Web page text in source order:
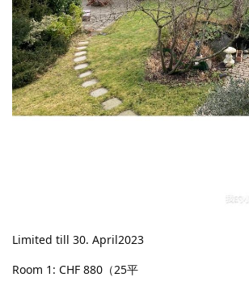
Limited till 30. April2023
Room 1: CHF 880（25平